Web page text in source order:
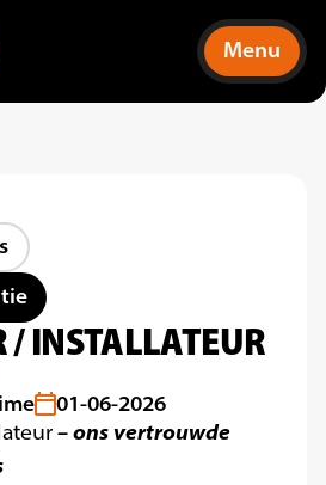
Menu
/ INSTALLATEUR
01-06-2026
– ons vertrouwde